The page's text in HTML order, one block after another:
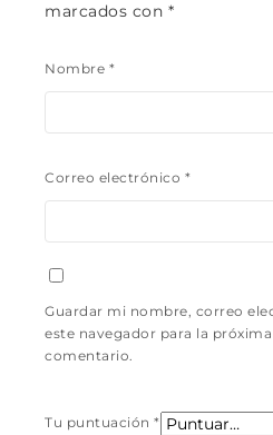
marcados con *
Nombre *
Correo electrónico *
Guardar mi nombre, correo
este navegador para la
comentario.
Tu puntuación*